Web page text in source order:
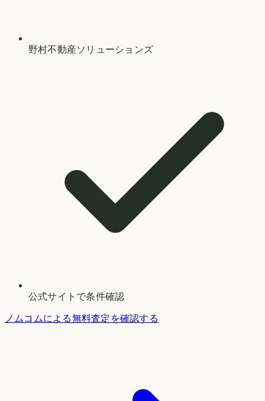
野村不動産ソリューションズ
公式サイトで条件確認
ノムコムによる無料査定を確認する